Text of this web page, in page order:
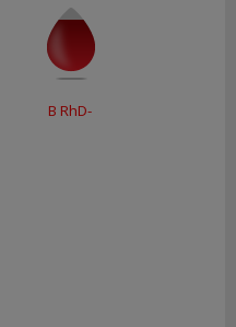
B RhD-